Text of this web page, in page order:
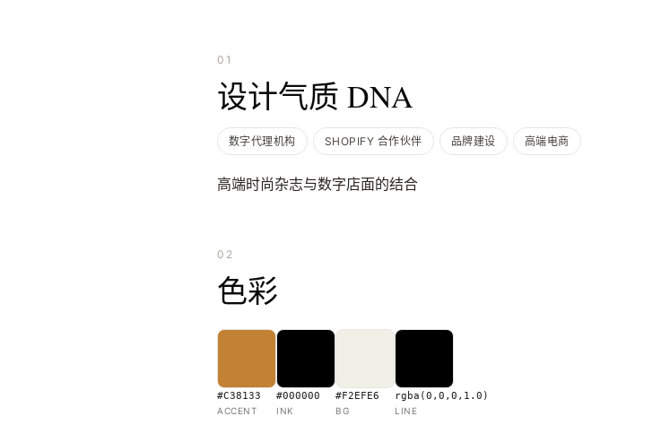
01
设计气质 DNA
数字代理机构 SHOPIFY 合作伙伴 品牌建设 高端电商
高端时尚杂志与数字店面的结合
02
色彩
#C38133
ACCENT
#000000
INK
#F2EFE6
BG
rgba(0,0,0,1.0)
LINE